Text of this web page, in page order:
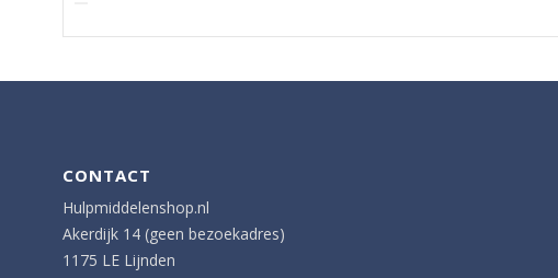
CONTACT
Hulpmiddelenshop.nl
Akerdijk 14 (geen bezoekadres)
1175 LE Lijnden